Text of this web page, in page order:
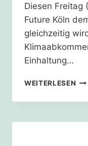
Diesen Freitag
Future Köln
gleichzeitig
Einhaltung…
WEITERLESEN